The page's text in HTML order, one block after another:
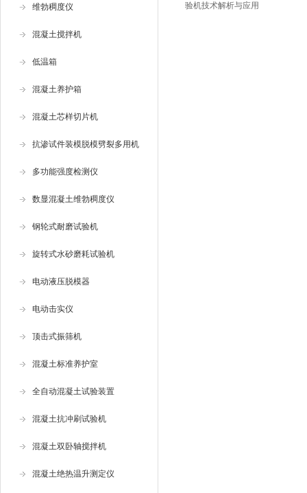
维勃稠度仪
混凝土搅拌机
低温箱
混凝土养护箱
混凝土芯样切片机
抗渗试件装模脱模劈裂多用机
多功能强度检测仪
数显混凝土维勃稠度仪
钢轮式耐磨试验机
旋转式水砂磨耗试验机
电动液压脱模器
电动击实仪
顶击式振筛机
混凝土标准养护室
全自动混凝土试验装置
混凝土抗冲刷试验机
混凝土双卧轴搅拌机
混凝土绝热温升测定仪
验机技术解析与应用